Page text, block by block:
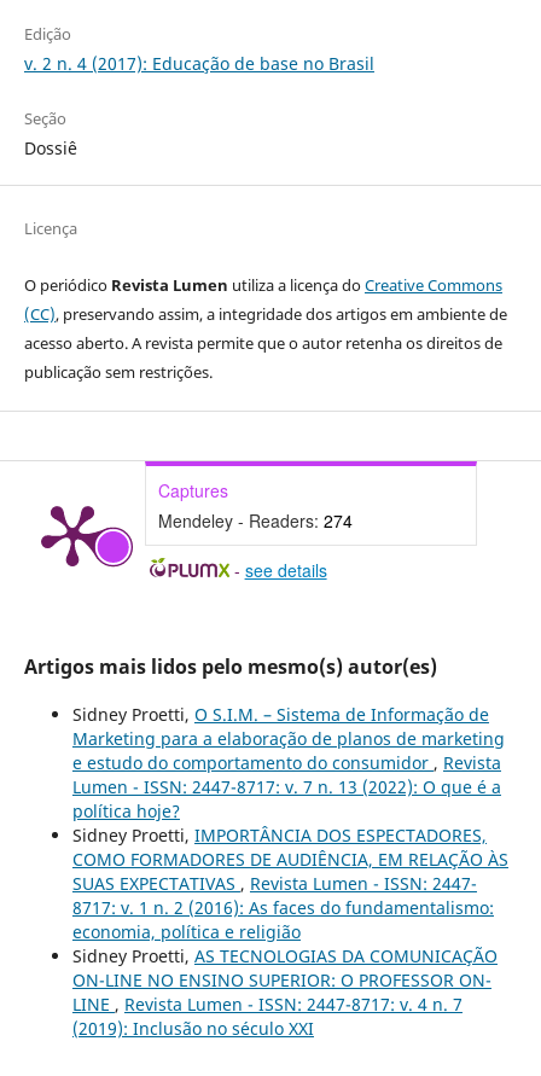
Edição
v. 2 n. 4 (2017): Educação de base no Brasil
Seção
Dossiê
Licença
O periódico Revista Lumen utiliza a licença doCreative Commons
(CC), preservando assim, a integridade dos artigos em ambiente de
acesso aberto. A revista permite que o autor retenha os direitos de
publicação sem restrições.
Captures
Mendeley - Readers: 274
- see details
Artigos mais lidos pelo mesmo(s) autor(es)
Sidney Proetti, O S.I.M. – Sistema de Informação de
Marketing para a elaboração de planos de marketing
e estudo do comportamento do consumidor , Revista
Lumen - ISSN: 2447-8717: v. 7 n. 13 (2022): O que é a
política hoje?
Sidney Proetti, IMPORTÂNCIA DOS ESPECTADORES,
COMO FORMADORES DE AUDIÊNCIA, EM RELAÇÃO ÀS
SUAS EXPECTATIVAS , Revista Lumen - ISSN: 2447-
8717: v. 1 n. 2 (2016): As faces do fundamentalismo:
economia, política e religião
Sidney Proetti, AS TECNOLOGIAS DA COMUNICAÇÃO
ON-LINE NO ENSINO SUPERIOR: O PROFESSOR ON-
LINE , Revista Lumen - ISSN: 2447-8717: v. 4 n. 7
(2019): Inclusão no século XXI